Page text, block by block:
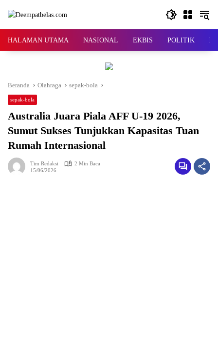
HALAMAN UTAMA NASIONAL EKBIS POLITIK
Beranda Olahraga sepak-bola
sepak-bola
Australia Juara Piala AFF U-19 2026,
Sumut Sukses Tunjukkan Kapasitas Tuan
Rumah Internasional
Tim Redaksi
2 Min Baca
15/06/2026